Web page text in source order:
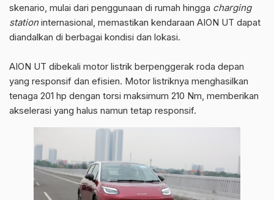
skenario, mulai dari penggunaan di rumah hingga charging
stationinternasional, memastikan kendaraan AION UT dapat
diandalkan di berbagai kondisi dan lokasi.
AION UT dibekali motor listrik berpenggerak roda depan
yang responsif dan efisien. Motor listriknya menghasilkan
tenaga 201 hp dengan torsi maksimum 210 Nm, memberikan
akselerasi yang halus namun tetap responsif.